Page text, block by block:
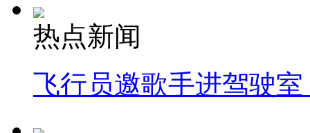
热点新闻
飞行员邀歌手进驾驶